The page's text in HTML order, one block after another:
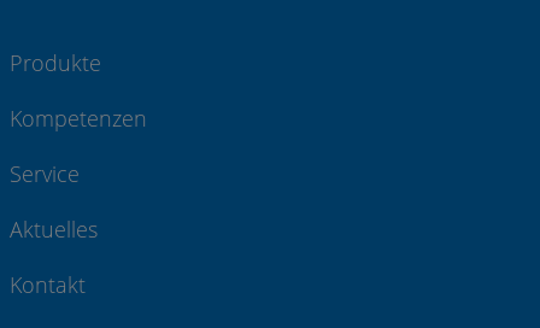
Produkte
Kompetenzen
Service
Aktuelles
Kontakt